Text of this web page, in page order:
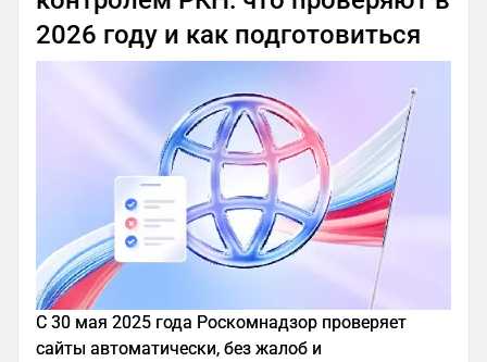
2026 году и как подготовиться
С 30 мая 2025 года Роскомнадзор проверяет
сайты автоматически, без жалоб и